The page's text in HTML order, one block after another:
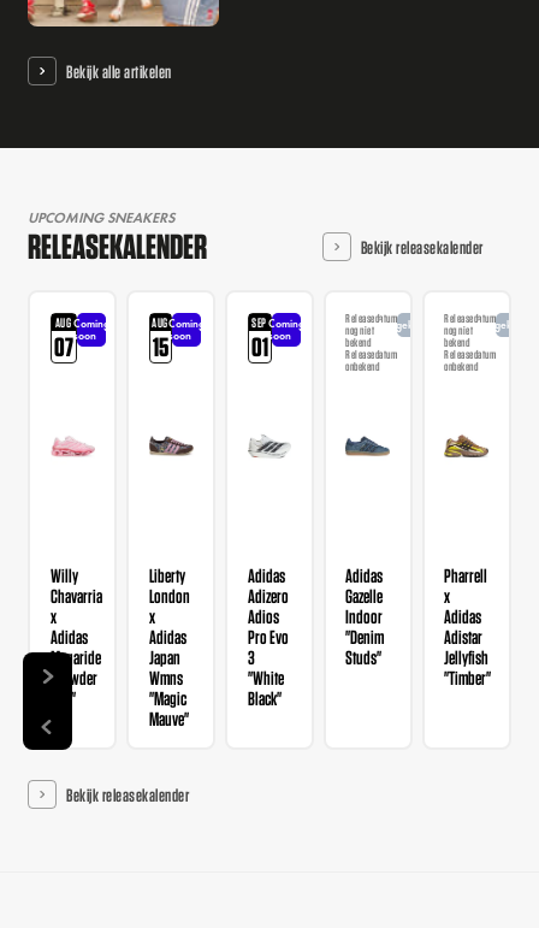
Bekijk alle artikelen
UPCOMING SNEAKERS
RELEASEKALENDER Bekijk releasekalender
AUG
07
Coming
soon
Willy
Chavarria
x
Adidas
Megaride
"Powder
Red"
AUG
15
Coming
soon
Liberty
London
x
Adidas
Japan
Wmns
"Magic
Mauve"
SEP
01
Coming
soon
Adidas
Adizero
Adios
Pro Evo
3
"White
Black"
Releasedatum
nog niet
bekend
Releasedatum
onbekend
Aangekondigd
Adidas
Gazelle
Indoor
"Denim
Studs"
Releasedatum
nog niet
bekend
Releasedatum
onbekend
Pharrell
x
Adidas
Adistar
Jellyfish
"Timber"
Bekijk releasekalender